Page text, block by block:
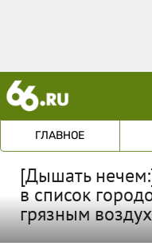
ГЛАВНОЕ
[Дышать
в список
грязным